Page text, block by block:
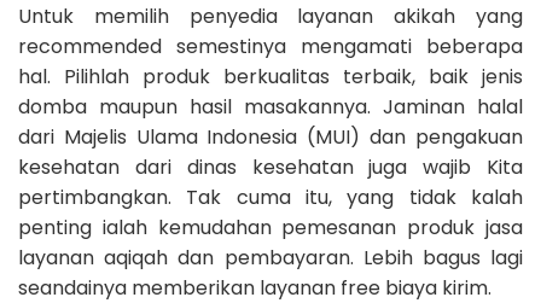
Untuk memilih penyedia layanan akikah yang
recommended semestinya mengamati beberapa
hal. Pilihlah produk berkualitas terbaik, baik jenis
domba maupun hasil masakannya. Jaminan halal
dari Majelis Ulama Indonesia (MUI) dan pengakuan
kesehatan dari dinas kesehatan juga wajib Kita
pertimbangkan. Tak cuma itu, yang tidak kalah
penting ialah kemudahan pemesanan produk jasa
layanan aqiqah dan pembayaran. Lebih bagus lagi
seandainya memberikan layanan free biaya kirim.